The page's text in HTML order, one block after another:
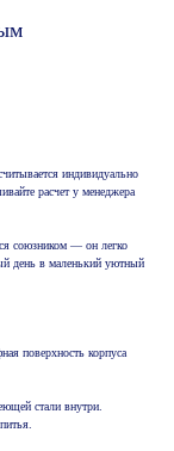
индивидуально
расчет у менеджера
союзником — он легко
день в маленький уютный
поверхность корпуса
стали внутри.